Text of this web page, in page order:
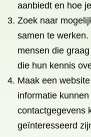
aanbiedt en hoe
Zoek naar
samen te
mensen die
die hun kennis
Maak een
informatie
contactgegevens
geïnteresseerd